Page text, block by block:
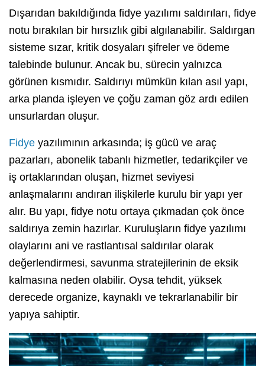
Dışarıdan bakıldığında fidye yazılımı saldırıları, fidye
notu bırakılan bir hırsızlık gibi algılanabilir. Saldırgan
sisteme sızar, kritik dosyaları şifreler ve ödeme
talebinde bulunur. Ancak bu, sürecin yalnızca
görünen kısmıdır. Saldırıyı mümkün kılan asıl yapı,
arka planda işleyen ve çoğu zaman göz ardı edilen
unsurlardan oluşur.
Fidye yazılımının arkasında; iş gücü ve araç
pazarları, abonelik tabanlı hizmetler, tedarikçiler ve
iş ortaklarından oluşan, hizmet seviyesi
anlaşmalarını andıran ilişkilerle kurulu bir yapı yer
alır. Bu yapı, fidye notu ortaya çıkmadan çok önce
saldırıya zemin hazırlar. Kuruluşların fidye yazılımı
olaylarını ani ve rastlantısal saldırılar olarak
değerlendirmesi, savunma stratejilerinin de eksik
kalmasına neden olabilir. Oysa tehdit, yüksek
derecede organize, kaynaklı ve tekrarlanabilir bir
yapıya sahiptir.